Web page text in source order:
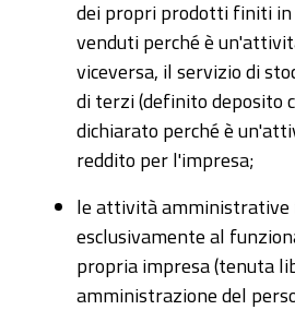
dei propri prodotti finiti in
venduti perché è
viceversa, il servizio di
di terzi (definito deposito
dichiarato perché è
reddito per l'impresa;
le attività amministrative
esclusivamente al
propria impresa (tenuta
amministrazione del